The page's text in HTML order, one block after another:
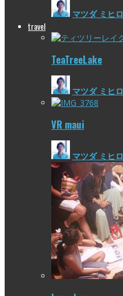
マツダ ミヒロ
travel
TeaTreeLake
マツダ ミヒロ
VR maui
マツダ ミヒロ